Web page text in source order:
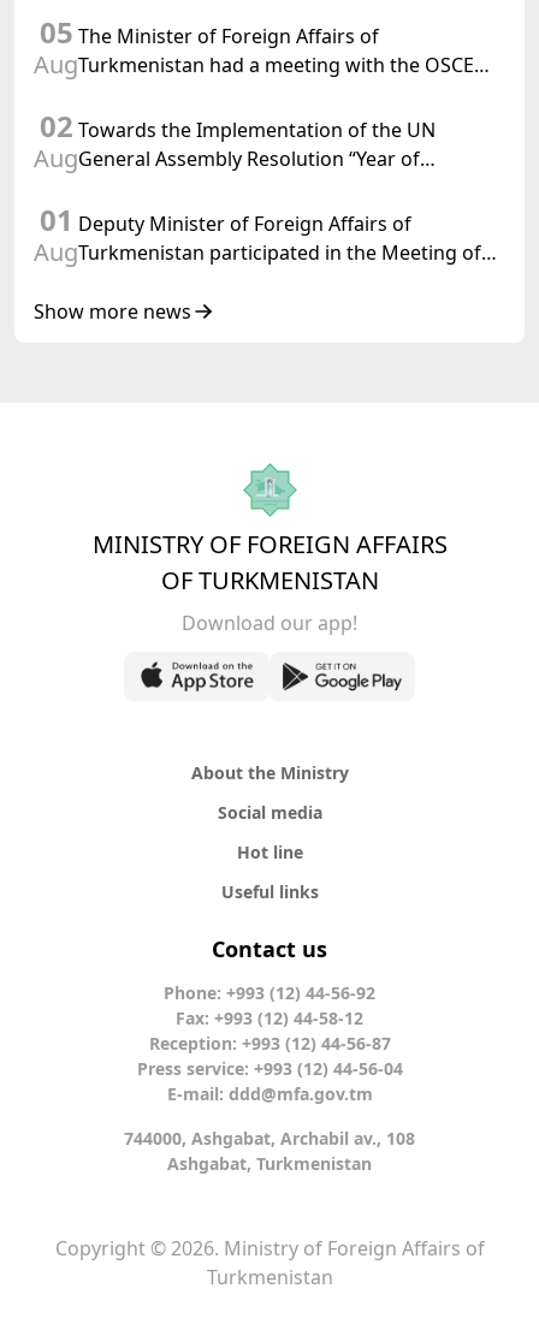
Confederation
05
Aug
The Minister of Foreign Affairs of
Turkmenistan had a meeting with the OSCE
02
Aug
Towards the Implementation of the UN
General Assembly Resolution “Year of
Turkmenistan
01
Aug
Deputy Minister of Foreign Affairs of
Turkmenistan participated in the Meeting of
of Korea Cooperation Forum
Show more news
MINISTRY OF FOREIGN AFFAIRS
OF TURKMENISTAN
Download our app!
About the Ministry
Social media
Hot line
Useful links
Contact us
Phone: +993 (12) 44-56-92
Fax: +993 (12) 44-58-12
Reception: +993 (12) 44-56-87
Press service: +993 (12) 44-56-04
E-mail: ddd@mfa.gov.tm
744000, Ashgabat, Archabil av., 108
Ashgabat, Turkmenistan
Copyright © 2026. Ministry of Foreign Affairs of
Turkmenistan